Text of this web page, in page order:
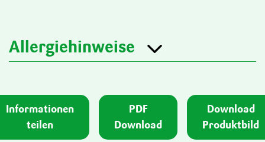
Allergiehinweise
Informationen
teilen
PDF
Download
Download
Produktbild